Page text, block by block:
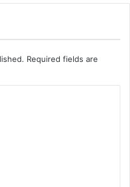
Required fields are